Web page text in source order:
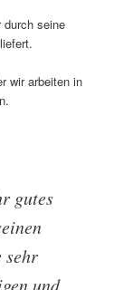
durch seine
wir arbeiten in
gutes
sehr
und